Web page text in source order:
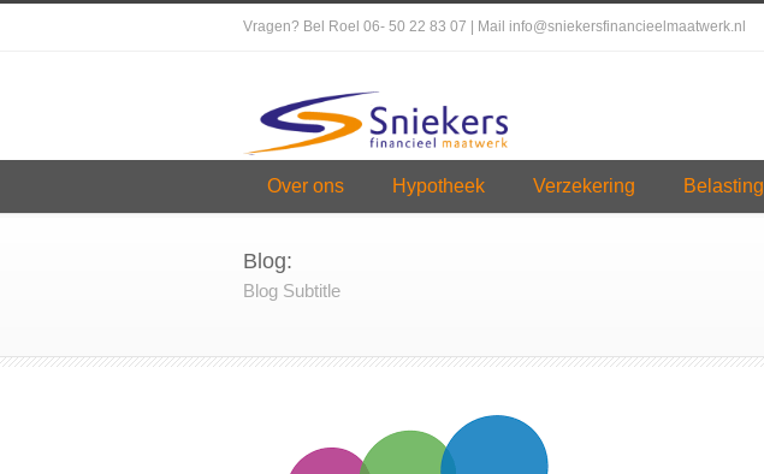
Vragen? Bel Roel 06- 50 22 83 07 | Mail info@sniekersfinancieelmaatwerk.nl
Over ons Hypotheek Verzekering Belasting
Blog:
Blog Subtitle